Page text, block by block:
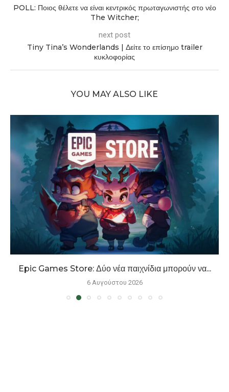
POLL: Ποιος θέλετε να είναι κεντρικός πρωταγωνιστής στο νέο
The Witcher;
next post
Tiny Tina’s Wonderlands | Δείτε το επίσημο trailer
κυκλοφορίας
YOU MAY ALSO LIKE
Epic Games Store: Δύο νέα παιχνίδια μπορούν να...
6 Αυγούστου 2026